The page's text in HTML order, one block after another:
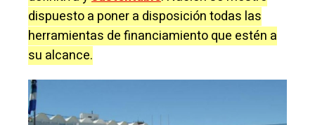
dispuesto a poner a disposición todas las
herramientas de financiamiento que estén a
su alcance.